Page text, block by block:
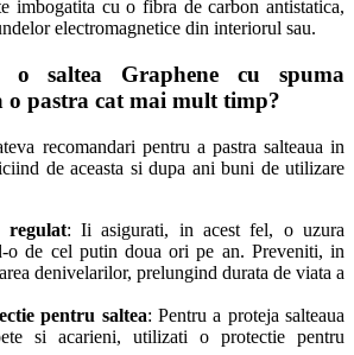
imbogatita cu o fibra de carbon antistatica,
electromagnetice din interiorul sau.
o saltea Graphene cu spuma
pastra cat mai mult timp?
recomandari pentru a pastra salteaua in
de aceasta si dupa ani buni de utilizare
regulat: Ii asigurati, in acest fel, o uzura
o de cel putin doua ori pe an. Preveniti, in
denivelarilor, prelungind durata de viata a
pentru saltea: Pentru a proteja salteaua
si acarieni, utilizati o protectie pentru